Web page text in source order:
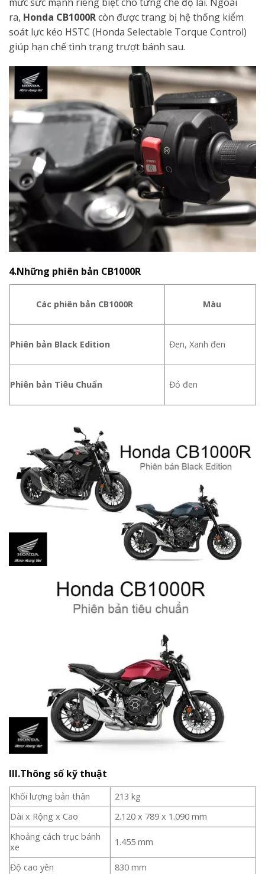
ra, Honda CB1000Rcòn được trang bị hệ thống kiểm
soát lực kéo HSTC (Honda Selectable Torque Control)
giúp hạn chế tình trạng trượt bánh sau.
4.Những phiên bản CB1000R
Các phiên bản CB1000R Màu
Phiên bản Black Edition Đen, Xanh đen
Phiên bản Tiêu Chuẩn Đỏ đen
III.Thông số kỹ thuật
Khối lượng bản thân
213 kg
Dài x Rộng x Cao
2.120 x 789 x 1.090 mm
Khoảng cách trục bánh
xe
1.455 mm
Độ cao yên
830 mm